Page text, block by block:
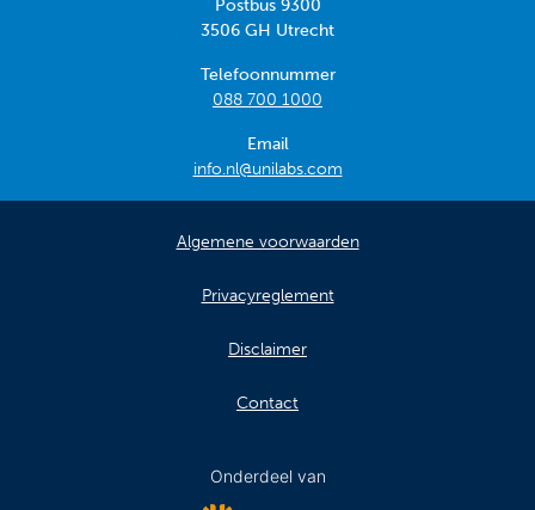
Postbus 9300
3506 GH Utrecht
Telefoonnummer
088 700 1000
Email
info.nl@unilabs.com
Algemene voorwaarden
Privacyreglement
Disclaimer
Contact
Onderdeel van